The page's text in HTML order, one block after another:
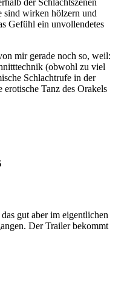
der Schlachtszenen
sind wirken hölzern und
Gefühl ein unvollendetes
mir gerade noch so, weil:
(obwohl zu viel
Schlachtrufe in der
Tanz des Orakels
gut aber im eigentlichen
Der Trailer bekommt